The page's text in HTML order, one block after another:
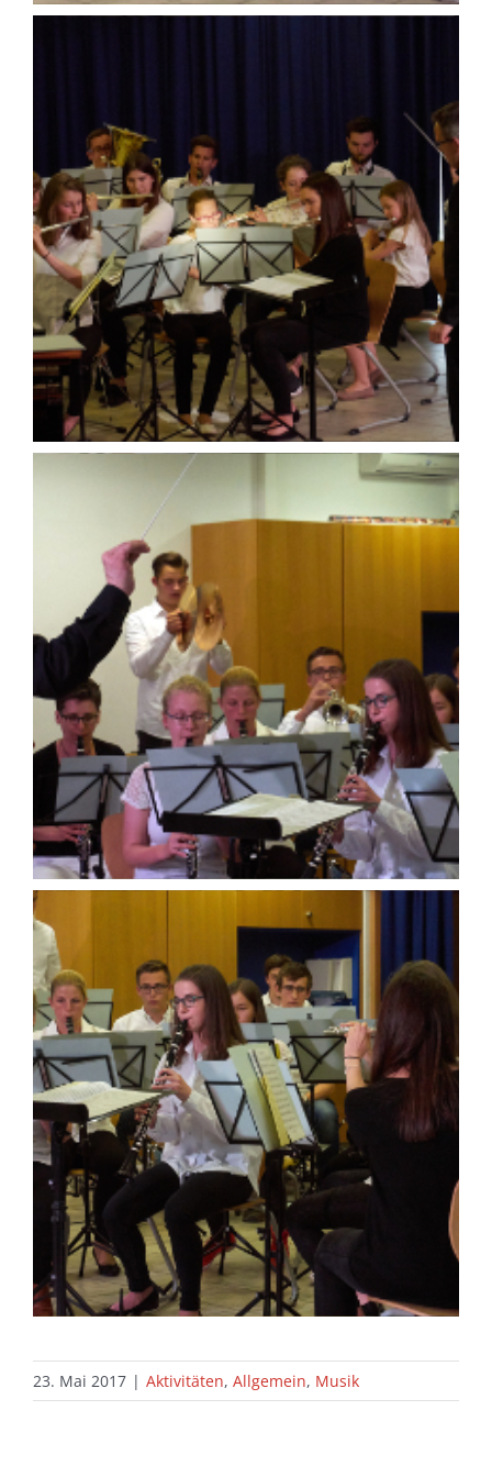
23. Mai 2017 | Aktivitäten, Allgemein, Musik